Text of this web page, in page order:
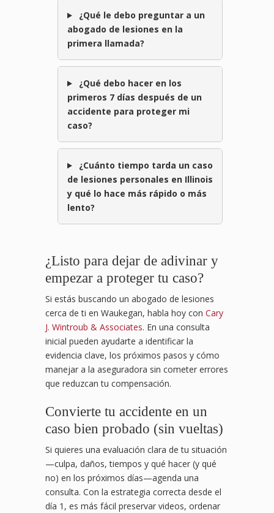
¿Qué le debo preguntar a un
abogado de lesiones en la
primera llamada?
¿Qué debo hacer en los
primeros 7 días después de un
accidente para proteger mi
caso?
¿Cuánto tiempo tarda un caso
de lesiones personales en Illinois
y qué lo hace más rápido o más
lento?
¿Listo para dejar de adivinar y
empezar a proteger tu caso?
Si estás buscando un abogado de lesiones
cerca de ti en Waukegan, habla hoy con Cary
J. Wintroub & Associates. En una consulta
inicial pueden ayudarte a identificar la
evidencia clave, los próximos pasos y cómo
manejar a la aseguradora sin cometer errores
que reduzcan tu compensación.
Convierte tu accidente en un
caso bien probado (sin vueltas)
Si quieres una evaluación clara de tu situación
—culpa, daños, tiempos y qué hacer (y qué
no) en los próximos días—agenda una
consulta. Con la estrategia correcta desde el
día 1, es más fácil preservar videos, ordenar